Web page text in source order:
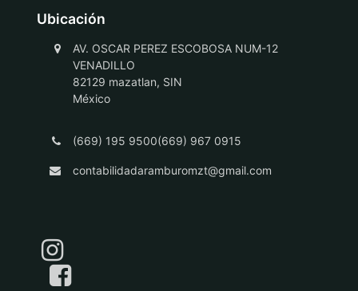
Ubicación
AV. OSCAR PEREZ ESCOBOSA NUM-12
VENADILLO
82129 mazatlan, SIN
México
(669) 195 9500(669) 967 0915
contabilidadaramburomzt@gmail.com